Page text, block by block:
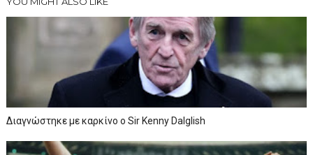
Διαγνώστηκε με καρκίνο ο Sir Kenny Dalglish